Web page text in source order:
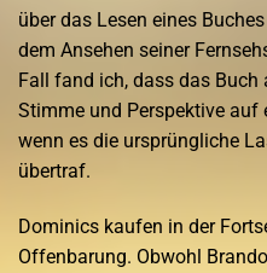
über das Lesen eines
dem Ansehen seiner
Fall fand ich, dass das
Stimme und Perspektive auf
wenn es die ursprüngliche
übertraf.
Dominics kaufen in der
Offenbarung. Obwohl